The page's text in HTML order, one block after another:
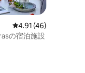
レビュー46件、5つ
4.91 (46)
の宿泊施設